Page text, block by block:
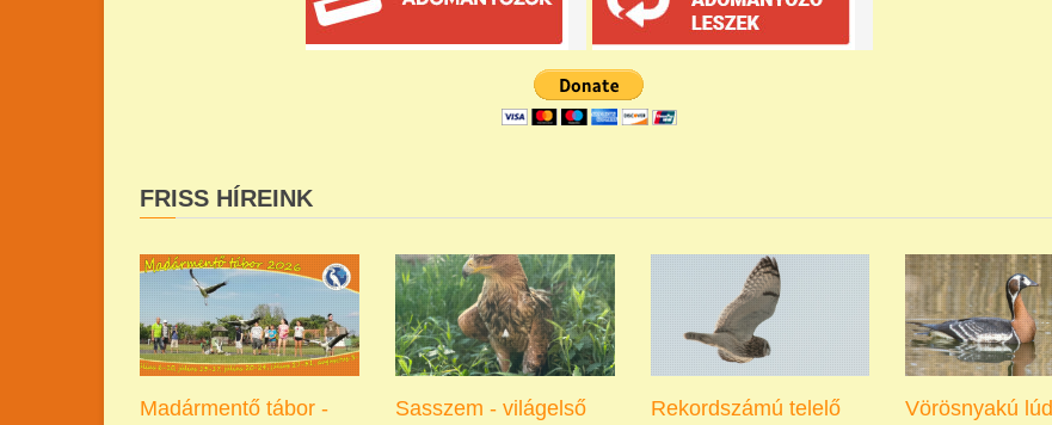
FRISS HÍREINK
Madármentő tábor -
Sasszem - világelső
Rekordszámú telelő
Vörösnyakú lúd